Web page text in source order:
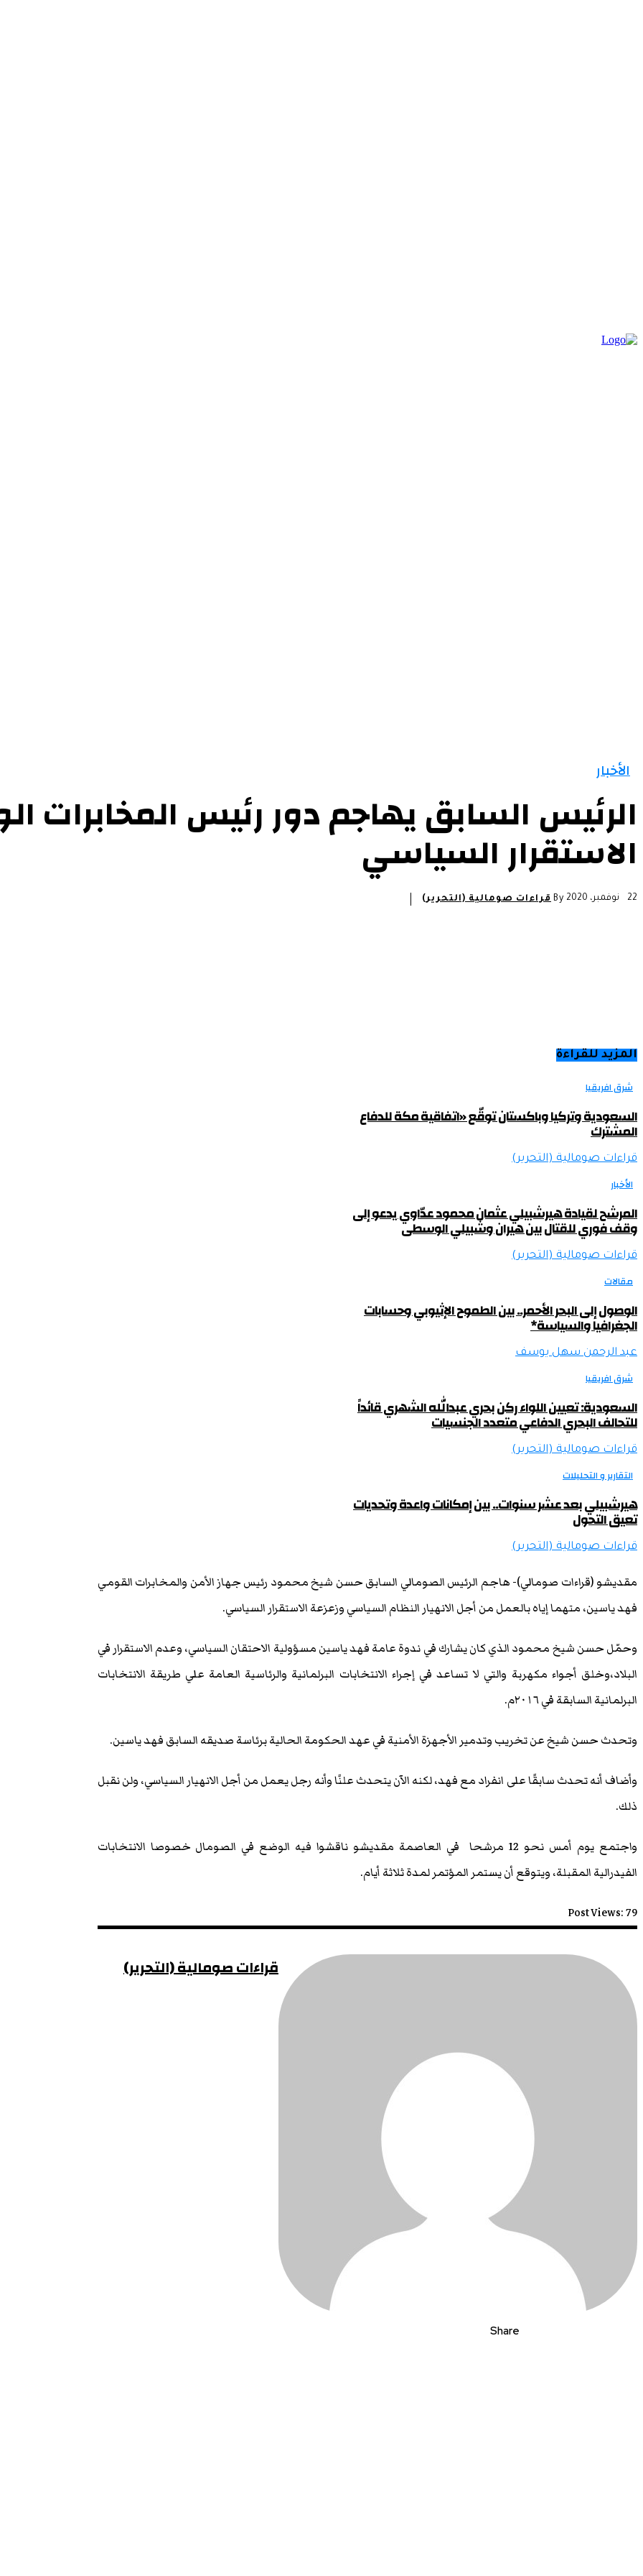
الأخبار
الرئيس السابق يهاجم دور رئيس المخابرات
الاستقرار السياسي
22 نوفمبر، 2020 By قراءات صومالية (التحرير)
المزيد للقراءة
شرق افريقيا
السعودية وتركيا وباكستان توقّع «اتفاقية مكة للدفاع
المشترك
قراءات صومالية (التحرير)
الأخبار
المرشح لقيادة هيرشبيلي عثمان محمود عدّاوي يدعو إلى
وقف فوري للقتال بين هيران وشبيلي الوسطى
قراءات صومالية (التحرير)
مقالات
الوصول إلى البحر الأحمر.. بين الطموح الإثيوبي وحسابات
الجغرافيا والسياسة*
عبد الرحمن سهل يوسف
شرق افريقيا
السعودية: تعيين اللواء ركن بحري عبدالله الشهري قائداً
للتحالف البحري الدفاعي متعدد الجنسيات
قراءات صومالية (التحرير)
التقارير و التحليلات
هيرشبيلي بعد عشر سنوات.. بين إمكانات واعدة وتحديات
تعيق التحول
قراءات صومالية (التحرير)
مقديشو (قراءات صومالي)- هاجم الرئيس الصومالي السابق حسن شيخ محمود رئيس جهاز الأمن والمخابرات القومي
فهد ياسين، متهما إياه بالعمل من أجل الانهيار النظام السياسي وزعزعة الاستقرار السياسي.
وحمّل حسن شيخ محمود الذي كان يشارك في ندوة عامة فهد ياسين مسؤولية الاحتقان السياسي، وعدم الاستقرار في
البلاد،وخلق أجواء مكهربة والتي لا تساعد في إجراء الانتخابات البرلمانية والرئاسية العامة علي طريقة الانتخابات
البرلمانية السابقة في ٢٠١٦م.
وتحدث حسن شيخ عن تخريب وتدمير الأجهزة الأمنية في عهد الحكومة الحالية برئاسة صديقه السابق فهد ياسين.
وأضاف أنه تحدث سابقًا على انفراد مع فهد، لكنه الآن يتحدث علنًا وأنه رجل يعمل من أجل الانهيار السياسي، ولن نقبل
ذلك.
واجتمع يوم أمس نحو 12 مرشحا في العاصمة مقديشو ناقشوا فيه الوضع في الصومال خصوصا الانتخابات
الفيدرالية المقبلة، ويتوقع أن يستمر المؤتمر لمدة ثلاثة أيام.
Post Views:79
قراءات صومالية (التحرير)
Share